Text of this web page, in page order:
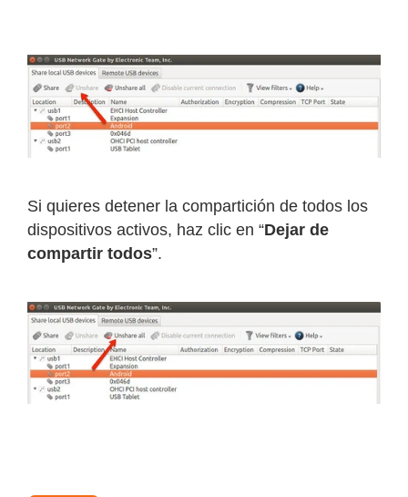
Si quieres detener la compartición de todos los
dispositivos activos, haz clic en “Dejar de
compartir todos”.